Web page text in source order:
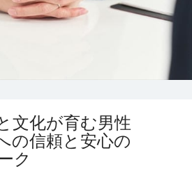
文化が育む男性
の信頼と安心の
ク